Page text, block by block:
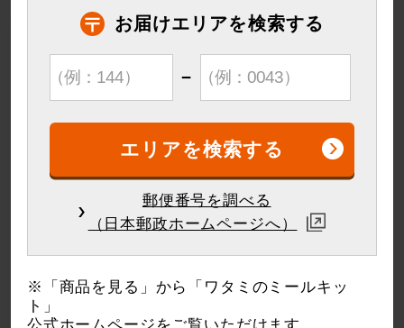
お届けエリアを検索する
−
郵便番号を調べる
（日本郵政ホームページへ）
※「商品を見る」から「ワタミのミールキッ
ト」
チーズでまろやか♪チキンチャ
ップ・大根サラダ
2人用 3人用
赤魚のムニエル トマトソース
かけ・かぼちゃとブロッコリー
のサラダ
2人用 3人用